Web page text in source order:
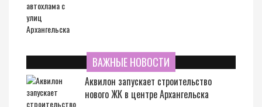
ВАЖНЫЕ НОВОСТИ
Аквилон запускает строительство
нового ЖК в центре Архангельска